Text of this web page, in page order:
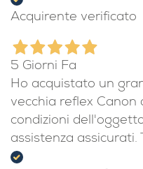
Acquirente verificato
5 Giorni Fa
Ho acquistato un
vecchia reflex Canon
condizioni
assistenza assicurati.